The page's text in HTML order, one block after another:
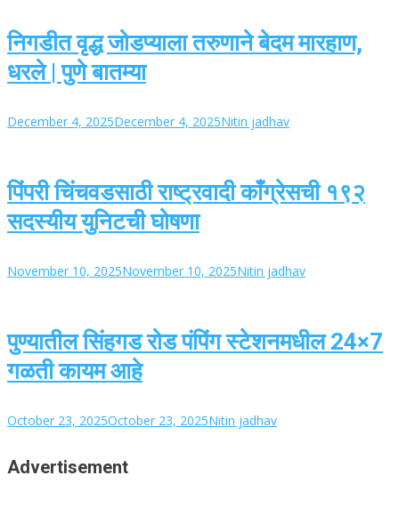
निगडीत वृद्ध जोडप्याला तरुणाने बेदम मारहाण,
धरले | पुणे बातम्या
December 4, 2025December 4, 2025Nitin jadhav
पिंपरी चिंचवडसाठी राष्ट्रवादी काँग्रेसची १९२
सदस्यीय युनिटची घोषणा
November 10, 2025November 10, 2025Nitin jadhav
पुण्यातील सिंहगड रोड पंपिंग स्टेशनमधील 24×7
गळती कायम आहे
October 23, 2025October 23, 2025Nitin jadhav
Advertisement